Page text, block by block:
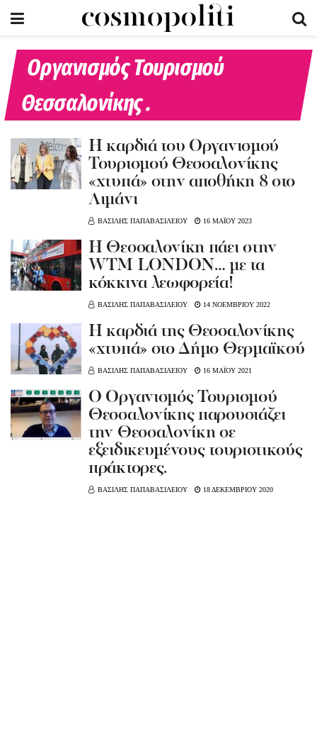
Οργανισμός Τουρισμού
Θεσσαλονίκης .
Η καρδιά του Οργανισμού
Τουρισμού Θεσσαλονίκης
«χτυπά» στην αποθήκη 8 στο
Λιμάνι
ΒΑΣΙΛΗΣ ΠΑΠΑΒΑΣΙΛΕΙΟΥ 16 ΜΑΪΟΥ 2023
Η Θεσσαλονίκη πάει στην
WTM LONDON… με τα
κόκκινα λεωφορεία!
ΒΑΣΙΛΗΣ ΠΑΠΑΒΑΣΙΛΕΙΟΥ 14 ΝΟΕΜΒΡΙΟΥ 2022
Η καρδιά της Θεσσαλονίκης
«χτυπά» στο Δήμο Θερμαϊκού
ΒΑΣΙΛΗΣ ΠΑΠΑΒΑΣΙΛΕΙΟΥ 16 ΜΑΪΟΥ 2021
Ο Οργανισμός Τουρισμού
Θεσσαλονίκης παρουσιάζει
την Θεσσαλονίκη σε
εξειδικευμένους τουριστικούς
πράκτορες.
ΒΑΣΙΛΗΣ ΠΑΠΑΒΑΣΙΛΕΙΟΥ 18 ΔΕΚΕΜΒΡΙΟΥ 2020